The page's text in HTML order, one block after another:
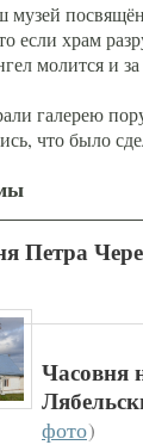
музей
если храм
молится и
галерею
что было
Петра
Часовня
фото)